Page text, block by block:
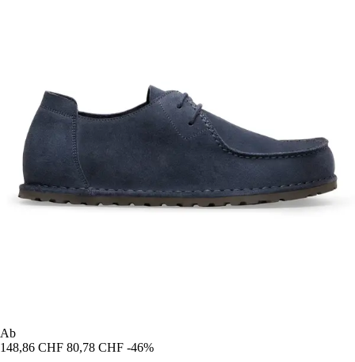
Ab
148,86 CHF 80,78 CHF -46%